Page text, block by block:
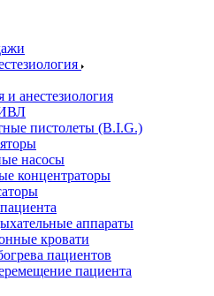
и анестезиология
пистолеты (B.I.G.)
насосы
концентраторы
аппараты
кровати
пациентов
пациента